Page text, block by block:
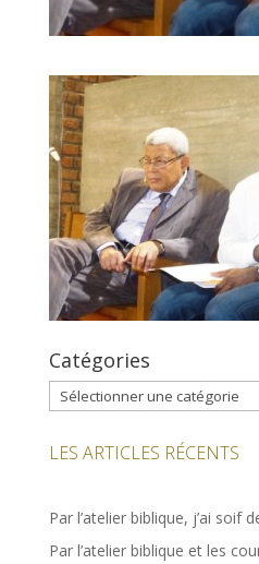
Catégories
Catégories
LES ARTICLES RÉCENTS
Par l’atelier biblique, j’ai soif
Par l’atelier biblique et les